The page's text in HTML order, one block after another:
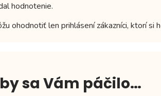
hodnotenie.
ohodnotiť len prihlásení zákazníci, ktorí si
sa Vám páčilo…